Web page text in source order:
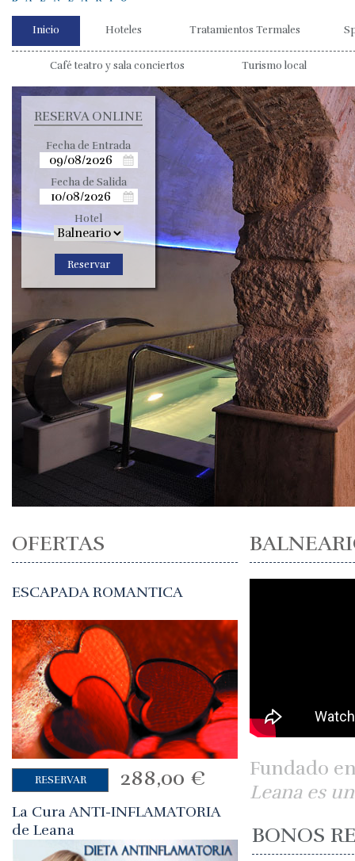
Inicio Hoteles Tratamientos Termales
Café teatro y sala conciertos Turismo local
RESERVA ONLINE
Fecha de Entrada
Fecha de Salida
Hotel
OFERTAS
ESCAPADA ROMANTICA
RESERVAR 288,00 €
La Cura ANTI-INFLAMATORIA
de Leana
Fundado
Leana es
BONOS